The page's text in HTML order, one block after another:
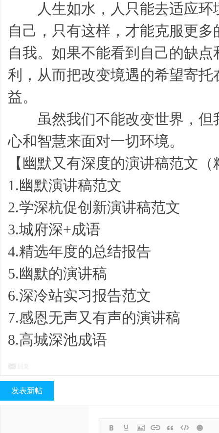
人生如水，人只能去适应环
自己，只有这样，才能克服更
自我。如果不能看到自己的缺
利，从而把改变境遇的希望寄
益。
虽然我们不能改变世界，但
心和智慧来面对一切环境。
【幽默又有深度的演讲稿范文
1.幽默演讲稿范文
2.学深杭促创新演讲稿范文
3.城府深+成语
4.精选年度的总结报告
5.幽默的演讲稿
6.深冷站实习报告范文
7.感恩无声又有声的演讲稿
8.高城深池成语
发表新帖